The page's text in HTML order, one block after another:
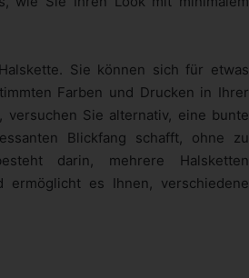
Sie können sich für etwas
Farben und Drucken in Ihrer
versuchen Sie alternativ, eine bunte
Blickfang schafft, ohne zu
darin, mehrere Halsketten
ermöglicht es Ihnen, verschiedene